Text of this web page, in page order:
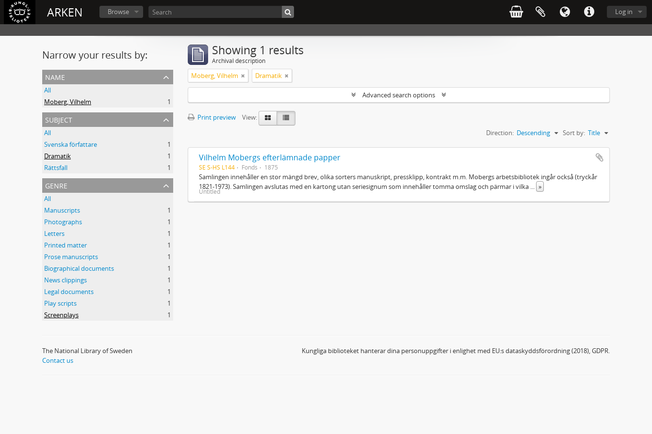
ARKEN Log in
Browse
Narrow your results by:
name
All
Moberg, Vilhelm
1
subject
All
Svenska författare
1
Dramatik
1
Rättsfall
1
genre
All
Manuscripts
1
Photographs
1
Letters
1
Printed matter
1
Prose manuscripts
1
Biographical documents
1
News clippings
1
Legal documents
1
Play scripts
1
Screenplays
1
Showing 1 results
Archival description
Moberg, Vilhelm Dramatik
Advanced search options
Print preview
View:
Sort by: Title
Direction: Descending
Vilhelm Mobergs efterlämnade papper
SE S-HS L144 Fonds 1875
Samlingen innehåller en stor mängd brev, olika sorters manuskript, pressklipp, kontrakt m.m. Mobergs arbetsbibliotek ingår också (tryckår
1821-1973). Samlingen avslutas med en kartong utan seriesignum som innehåller tomma omslag och pärmar i vilka
»
Untitled
The National Library of Sweden
Contact us
Kungliga biblioteket hanterar dina personuppgifter i enlighet med EU:s dataskyddsförordning (2018), GDPR.